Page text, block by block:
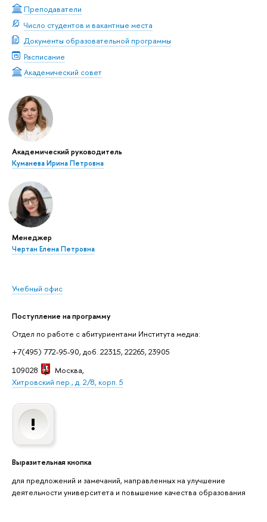
Преподаватели
Число студентов и вакантные места
Документы образовательной программы
Расписание
Академический совет
Академический руководитель
Куманева Ирина Петровна
Менеджер
Чертан Елена Петровна
Учебный офис
Поступление на программу
Отдел по работе с абитуриентами Института медиа:
+7(495) 772-95-90, доб. 22315, 22265, 23905
109028
Москва,
Хитровский пер., д. 2/8, корп. 5
Выразительная кнопка
для предложений и замечаний, направленных на улучшение
деятельности университета и повышение качества образования